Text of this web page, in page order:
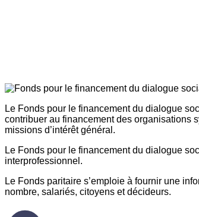
Le Fonds pour le financement du dialogue
contribuer au financement des organisations
missions d’intérêt général.
Le Fonds pour le financement du dialogue
interprofessionnel.
Le Fonds paritaire s’emploie à fournir une
nombre, salariés, citoyens et décideurs.